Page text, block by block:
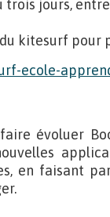
trois jours,
kitesurf
évoluer
en faisant